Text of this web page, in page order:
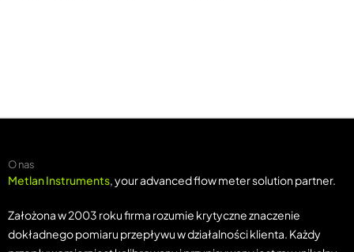
O nas
Metlan Instruments, your advanced flow meter solution partner.
Założona w 2003 roku firma rozumie krytyczne znaczenie
dokładnego pomiaru przepływu w działalności klienta. Każdy